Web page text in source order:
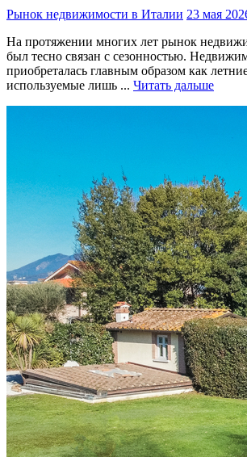
Рынок недвижимости в Италии 23 мая
На протяжении многих лет рынок
был тесно связан с сезонностью.
приобреталась главным образом как
используемые лишь ... Читать дальше